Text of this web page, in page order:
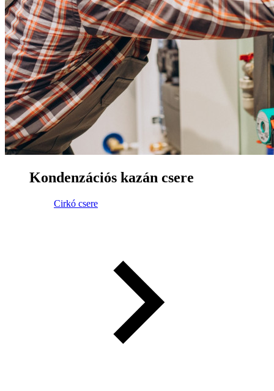
Kondenzációs kazán csere
Cirkó csere